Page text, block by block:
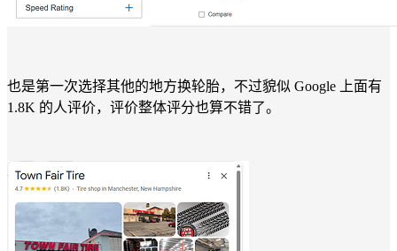
也是第一次选择其他的地方换轮胎，不过貌似 Google 上面有
1.8K 的人评价，评价整体评分也算不错了。